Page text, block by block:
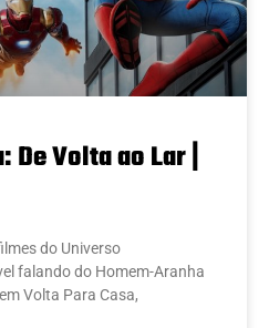
Volta ao Lar |
do Universo
falando do Homem-Aranha
Volta Para Casa,